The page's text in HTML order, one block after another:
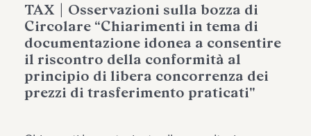
TAX | Osservazioni sulla bozza di
Circolare “Chiarimenti in tema di
documentazione idonea a consentire
il riscontro della conformità al
principio di libera concorrenza dei
prezzi di trasferimento praticati"